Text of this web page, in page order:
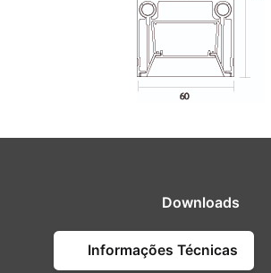
Downloads
Informações Técnicas